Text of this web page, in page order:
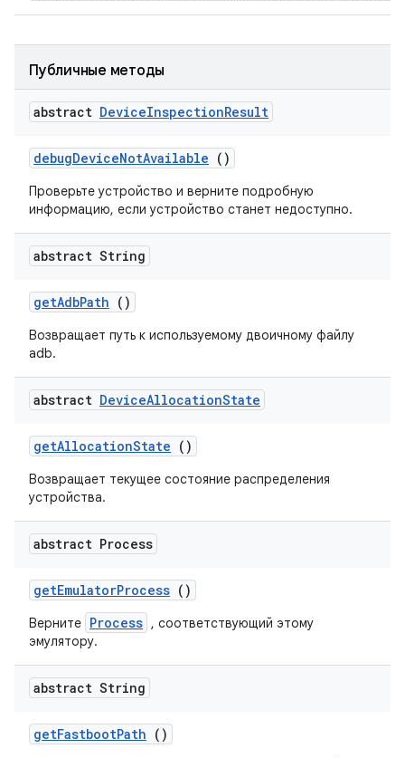
Публичные методы
abstract DeviceInspectionResult
debugDeviceNotAvailable ()
Проверьте устройство и верните подробную
информацию, если устройство станет недоступно.
abstract String
getAdbPath ()
Возвращает путь к используемому двоичному файлу
adb.
abstract DeviceAllocationState
getAllocationState ()
Возвращает текущее состояние распределения
устройства.
abstract Process
getEmulatorProcess ()
Верните Process , соответствующий этому
эмулятору.
abstract String
getFastbootPath ()